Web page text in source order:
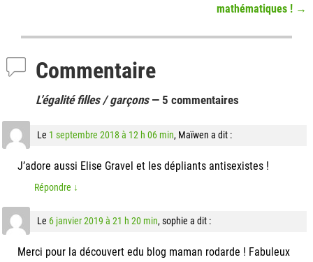
mathématiques ! →
Commentaire
L’égalité filles / garçons— 5 commentaires
Le 1 septembre 2018 à 12 h 06 min, Maïwen a dit :
J’adore aussi Elise Gravel et les dépliants antisexistes !
Répondre ↓
Le 6 janvier 2019 à 21 h 20 min, sophie a dit :
Merci pour la découvert edu blog maman rodarde ! Fabuleux